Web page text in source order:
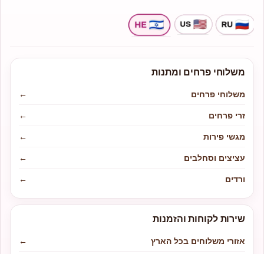
משלוחי פרחים ומתנות
משלוחי פרחים
←
זרי פרחים
←
מגשי פירות
←
עציצים וסחלבים
←
ורדים
←
שירות לקוחות והזמנות
אזורי משלוחים בכל הארץ
←